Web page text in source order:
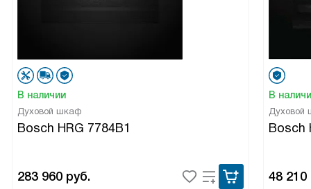
В наличии
Духовой шкаф
Bosch HRG 7784B1
283 960 руб.
В
Духовой
Bosch
48 210